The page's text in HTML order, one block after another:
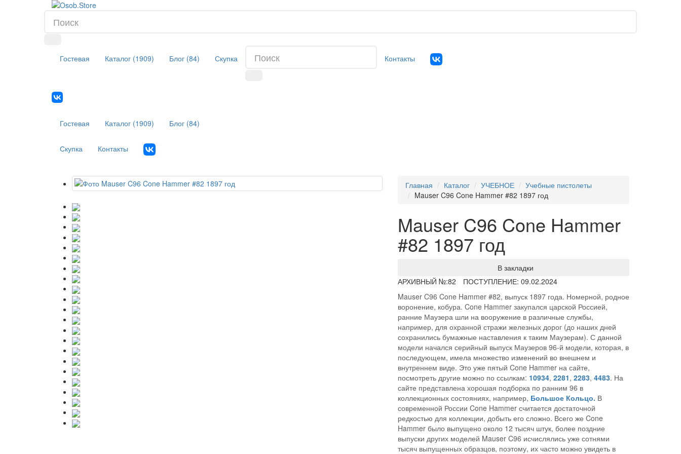
Гостевая Каталог (1909) Блог (84) Скупка Контакты
Гостевая Каталог (1909) Блог (84)
Скупка Контакты
Главная Каталог УЧЕБНОЕ
Учебные пистолеты
Mauser C96 Cone Hammer #82 1897 год
Mauser C96 Cone Hammer
#82 1897 год
В закладки
АРХИВНЫЙ №:82
ПОСТУПЛЕНИЕ: 09.02.2024
Mauser C96 Cone Hammer #82, выпуск 1897 года. Номерной, родное
воронение, кобура. Cone Hammer закупался царской Россией,
ранние Маузера шли на вооружение в различные службы,
например, для охранной стражи железных дорог (до наших дней
сохранились бумажные наставления к таким Маузерам). С данной
модели начался серийный выпуск Маузеров 96-й модели, которая, в
последующем, имела множество изменений во внешнем и
внутреннем виде. Это уже пятый Cone Hammer на сайте,
посмотреть другие можно по ссылкам: 10934, 2281, 2283, 4483. На
сайте представлена хорошая подборка по ранним 96 в
коллекционных состояниях, например, Большое Кольцо. В
современной России Cone Hammer считается достаточной
редкостью для коллекции, добыть его сложно. Всего же Cone
Hammer было выпущено около 12 тысяч штук, более поздние
выпуски других моделей Mauser C96 исчислялись уже сотнями
тысяч выпущенных образцов, поэтому, их часто можно увидеть в